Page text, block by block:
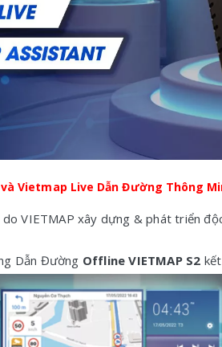
Vietmap Live Dẫn Đường Thông
VIETMAP xây dựng & phát triển
Dẫn Đường Offline VIETMAP S2